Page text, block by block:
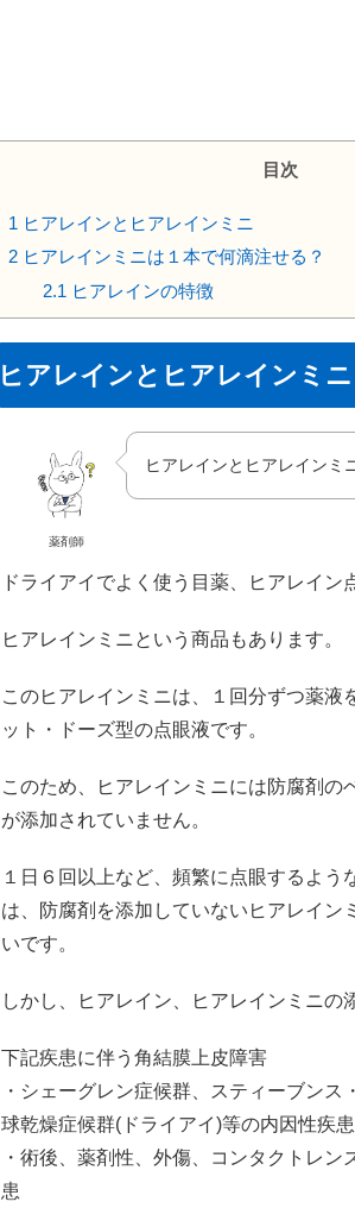
目次
1 ヒアレインとヒアレインミニ
2 ヒアレインミニは１本で何滴注せる？
2.1 ヒアレインの特徴
ヒアレインとヒアレインミニ
薬剤師
ヒアレインとヒアレインミ
ドライアイでよく使う目薬、ヒアレイン
ヒアレインミニという商品もあります。
このヒアレインミニは、１回分ずつ薬液
ット・ドーズ型の点眼液です。
このため、ヒアレインミニには防腐剤の
が添加されていません。
１日６回以上など、頻繁に点眼するよう
は、防腐剤を添加していないヒアレイン
いです。
しかし、ヒアレイン、ヒアレインミニの
下記疾患に伴う角結膜上皮障害
・シェーグレン症候群、スティーブンス
球乾燥症候群(ドライアイ)等の内因性疾患
・術後、薬剤性、外傷、コンタクトレン
患